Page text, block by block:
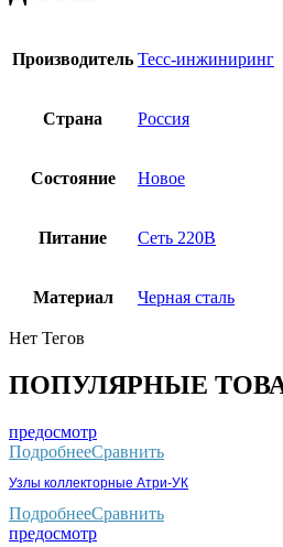
Производитель Тесс-инжиниринг
Страна Россия
Состояние Новое
Питание Сеть 220В
Материал Черная сталь
Нет Тегов
ПОПУЛЯРНЫЕ
предосмотр
ПодробнееСравнить
Узлы коллекторные Атри-УК
ПодробнееСравнить
предосмотр